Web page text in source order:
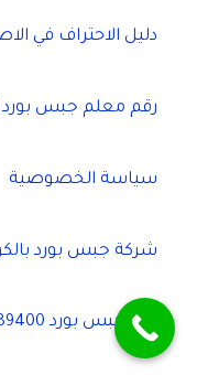
دليل الاحتراف في
رقم معلم جبس بورد 51489400
سياسة الخصوصية
شركة جبس بورد بالكويت
فني جبس بورد 51489400